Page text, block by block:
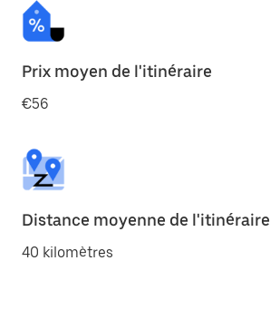
Prix moyen de l'itinéraire
€56
Distance moyenne de l'itinéraire
40 kilomètres